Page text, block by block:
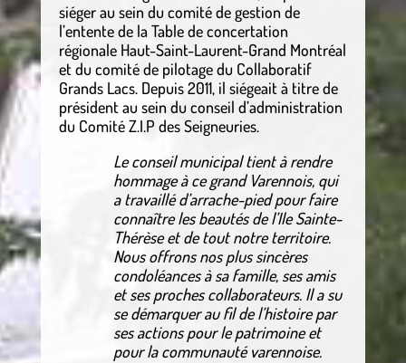
siéger au sein du comité de gestion de
l’entente de la Table de concertation
régionale Haut-Saint-Laurent-Grand Montréal
et du comité de pilotage du Collaboratif
Grands Lacs. Depuis 2011, il siégeait à titre de
président au sein du conseil d’administration
du Comité Z.I.P des Seigneuries.
Le conseil municipal tient à rendre
hommage à ce grand Varennois, qui
a travaillé d’arrache-pied pour faire
connaître les beautés de l’Ile Sainte-
Thérèse et de tout notre territoire.
Nous offrons nos plus sincères
condoléances à sa famille, ses amis
et ses proches collaborateurs. Il a su
se démarquer au fil de l’histoire par
ses actions pour le patrimoine et
pour la communauté varennoise.